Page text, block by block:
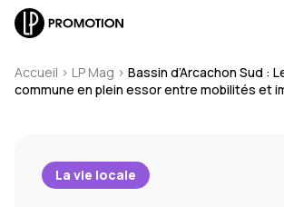
Accueil > LP Mag > Bassin d’Arcachon Sud :
commune en plein essor entre mobilités et
La vie locale